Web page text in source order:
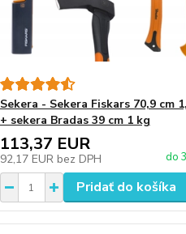
Sekera - Sekera Fiskars 70,9 cm
+ sekera Bradas 39 cm 1 kg
113,37 EUR
92,17 EUR bez DPH do
Pridať do košíka